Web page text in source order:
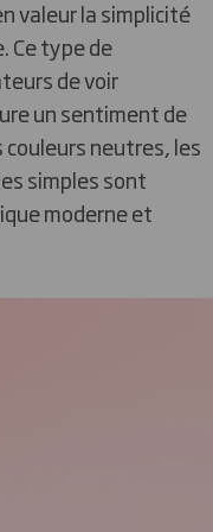
valeur la simplicité
Ce type de
de voir
un sentiment de
neutres, les
simples sont
moderne et